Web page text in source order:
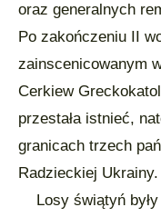
oraz generalnych
Po zakończeniu II
zainscenicowanym
Cerkiew
przestała istnieć,
granicach trzech
Radzieckiej Ukrainy.
Losy świątyń były